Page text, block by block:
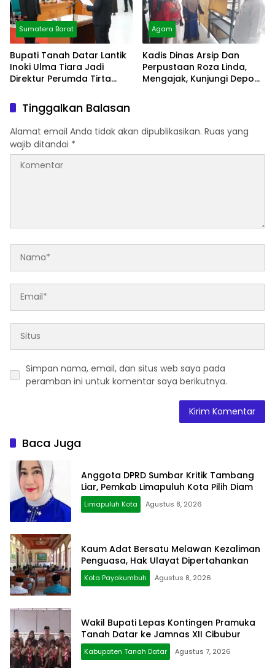
Sumatera Barat
Bupati Tanah Datar Lantik
Inoki Ulma Tiara Jadi
Direktur Perumda Tirta
Agam
Kadis Dinas Arsip Dan
Perpustaan Roza Linda,
Mengajak, Kunjungi Depo
Tinggalkan Balasan
Alamat email Anda tidak akan dipublikasikan. Ruas yang
wajib ditandai *
Simpan nama, email, dan situs web saya pada
peramban ini untuk komentar saya berikutnya.
Baca Juga
Anggota DPRD Sumbar Kritik Tambang
Liar, Pemkab Limapuluh Kota Pilih Diam
Limapuluh Kota Agustus 8, 2026
Kaum Adat Bersatu Melawan Kezaliman
Penguasa, Hak Ulayat Dipertahankan
Kota Payakumbuh Agustus 8, 2026
Wakil Bupati Lepas Kontingen Pramuka
Tanah Datar ke Jamnas XII Cibubur
Kabupaten Tanah Datar Agustus 7, 2026